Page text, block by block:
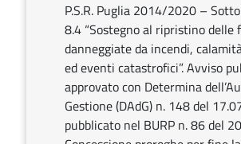
P.S.R. Puglia 2014/2020 –
8.4 “Sostegno al ripristino delle
danneggiate da incendi,
ed eventi catastrofici”. Avviso
approvato con Determina
Gestione (DAdG) n. 148 del
pubblicato nel BURP n. 86 del